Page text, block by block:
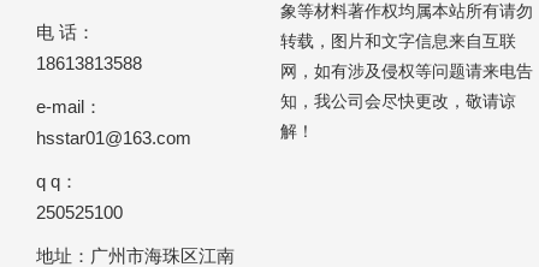
电 话：
18613813588
e-mail：
hsstar01@163.com
q q：
250525100
地址：广州市海珠区江南
象等材料著作权均属本站所有请勿
转载，图片和文字信息来自互联
网，如有涉及侵权等问题请来电告
知，我公司会尽快更改，敬请谅
解！